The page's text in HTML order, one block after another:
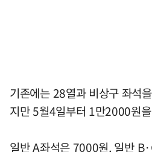
기존에는 28열과 비상구 좌석
지만 5월4일부터 1만2000원
일반 A좌석은 7000원, 일반